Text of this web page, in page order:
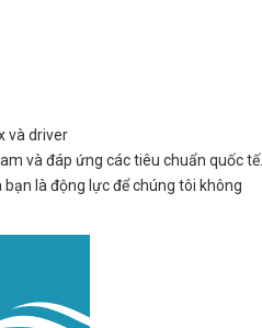
và driver
và đáp ứng các tiêu chuẩn quốc tế.
là động lực để chúng tôi không